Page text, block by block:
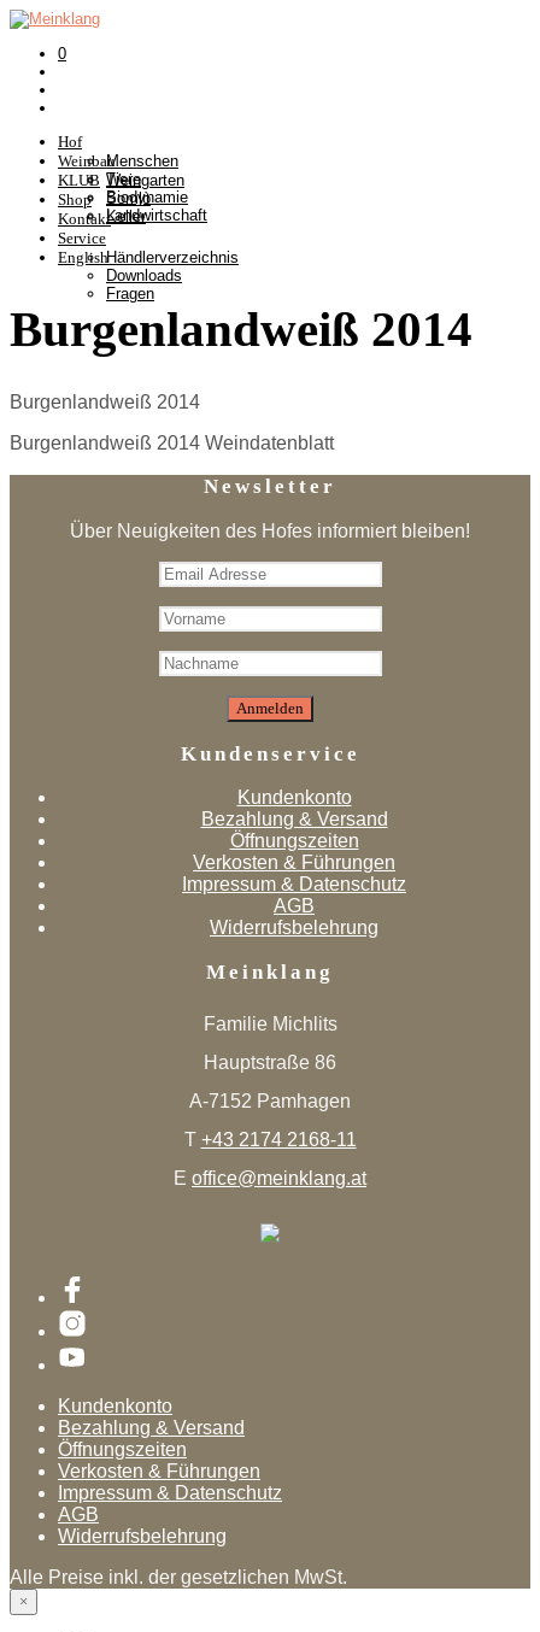
0
Hof
Menschen
Tiere
Biodynamie
Landwirtschaft
Weinbau
Weingarten
Somlò
Keller
KLUB
Shop
Kontakt
Service
Händlerverzeichnis
Downloads
Fragen
English
Burgenlandweiß 2014
Burgenlandweiß 2014
Burgenlandweiß 2014 Weindatenblatt
Newsletter
Über Neuigkeiten des Hofes informiert bleiben!
Kundenservice
Kundenkonto
Bezahlung & Versand
Öffnungszeiten
Verkosten & Führungen
Impressum & Datenschutz
AGB
Widerrufsbelehrung
Meinklang
Familie Michlits
Hauptstraße 86
A-7152 Pamhagen
T +43 2174 2168-11
E office@meinklang.at
Kundenkonto
Bezahlung & Versand
Öffnungszeiten
Verkosten & Führungen
Impressum & Datenschutz
AGB
Widerrufsbelehrung
Alle Preise inkl. der gesetzlichen MwSt.
×